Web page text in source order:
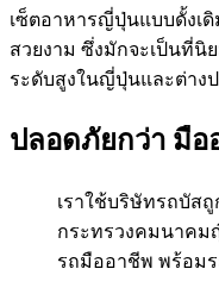
เซ็ตอาหารญี่ปุ่นแบบดั้งเ
สวยงาม ซึ่งมักจะเป็นที่
ระดับสูงในญี่ปุ่นและต่างป
ปลอดภัยกว่า มือ
เราใช้บริษัทรถบัส
กระทรวงคมนาค
รถมืออาชีพ พร้อม